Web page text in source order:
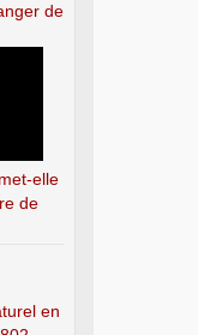
de
elle
de
en